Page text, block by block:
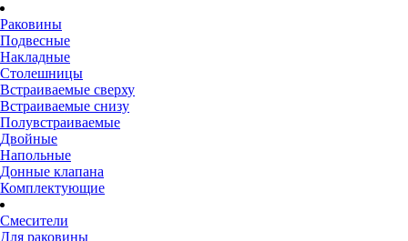
Раковины
Подвесные
Накладные
Столешницы
Встраиваемые сверху
Встраиваемые снизу
Полувстраиваемые
Двойные
Напольные
Донные клапана
Комплектующие
Смесители
Для раковины